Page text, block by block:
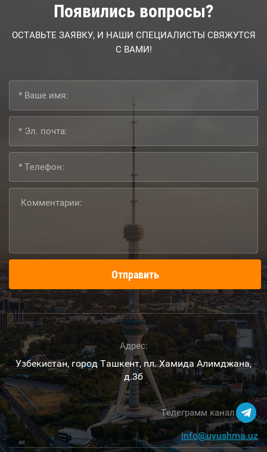
Появились вопросы?
ОСТАВЬТЕ ЗАЯВКУ, И НАШИ СПЕЦИАЛИСТЫ СВЯЖУТСЯ
С ВАМИ!
Отправить
Адрес:
Узбекистан, город Ташкент, пл. Хамида Алимджана,
д.3б
Телеграмм канал
info@uyushma.uz